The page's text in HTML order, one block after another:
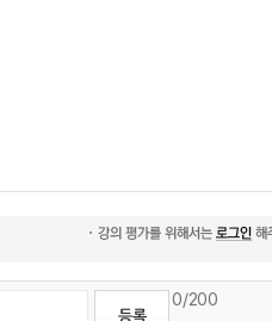
0/200